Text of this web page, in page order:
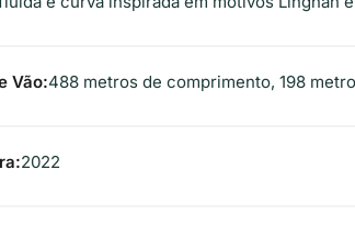
Vão:488 metros de comprimento, 198
2022